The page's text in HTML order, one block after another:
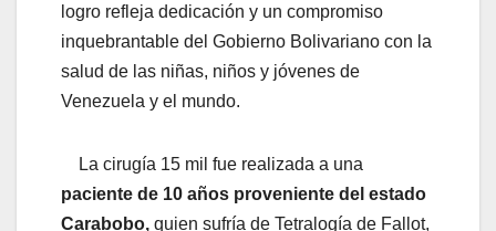
logro refleja dedicación y un compromiso
inquebrantable del Gobierno Bolivariano con la
salud de las niñas, niños y jóvenes de
Venezuela y el mundo.
La cirugía 15 mil fue realizada a una
paciente de 10 años proveniente del estado
Carabobo, quien sufría de Tetralogía de Fallot,